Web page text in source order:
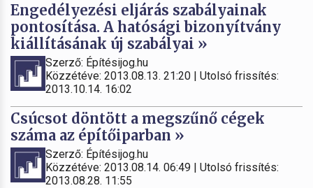
Engedélyezési eljárás szabályainak
pontosítása. A hatósági bizonyítvány
kiállításának új szabályai »
Szerző: Építésijog.hu
Közzétéve: 2013.08.13. 21:20 | Utolsó frissítés:
2013.10.14. 16:02
Csúcsot döntött a megszűnő cégek
száma az építőiparban »
Szerző: Építésijog.hu
Közzétéve: 2013.08.14. 06:49 | Utolsó frissítés:
2013.08.28. 11:55